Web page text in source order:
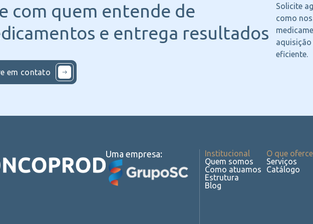
com quem entende de
e entrega resultados
Solicite
como
aquisição
eficiente.
em contato
Uma empresa:
Institucional
Quem somos
Como atuamos
Estrutura
Blog
O que
Serviços
Catálogo